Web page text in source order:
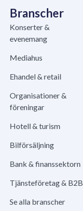
Branscher
Konserter &
evenemang
Mediahus
Ehandel & retail
Organisationer &
föreningar
Hotell & turism
Bilförsäljning
Bank & finanssektorn
Tjänsteföretag & B2B
Se alla branscher